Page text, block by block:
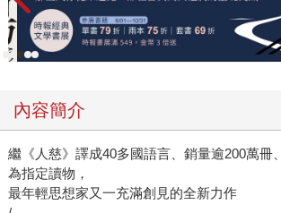
薄，不管是終結奴隸制度的廢奴主義者、
女參政運動者，都不是那個時代最有權力或
但他們接受漸進式的進步，一步一步地教化
成為好人。科學家也從研究發現，凡人與
雄，兩者之間很難區分，多數人一開始可
而讓他們展現出利他人格，最關鍵的一點
求」，也就是說一旦這些人被要求提供幫助
會答應，而這些提供幫助的人又會號召其他
內容簡介
繼《人慈》譯成40多國語言、銷量逾200萬冊
為指定讀物，
最年輕思想家又一充滿創見的全新力作